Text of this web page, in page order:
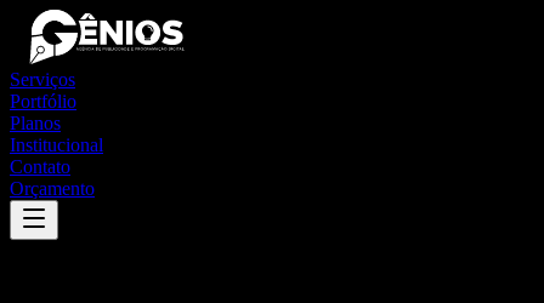
Serviços
Portfólio
Planos
Institucional
Contato
Orçamento